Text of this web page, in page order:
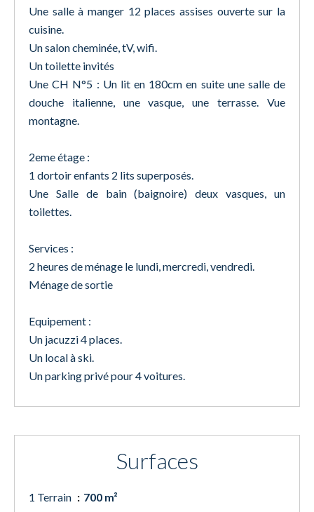
Une salle à manger 12 places assises ouverte sur la
cuisine.
Un salon cheminée, tV, wifi.
Un toilette invités
Une CH N°5 : Un lit en 180cm en suite une salle de
douche italienne, une vasque, une terrasse. Vue
montagne.
2eme étage :
1 dortoir enfants 2 lits superposés.
Une Salle de bain (baignoire) deux vasques, un
toilettes.
Services :
2 heures de ménage le lundi, mercredi, vendredi.
Ménage de sortie
Equipement :
Un jacuzzi 4 places.
Un local à ski.
Un parking privé pour 4 voitures.
Surfaces
1 Terrain
700 m²